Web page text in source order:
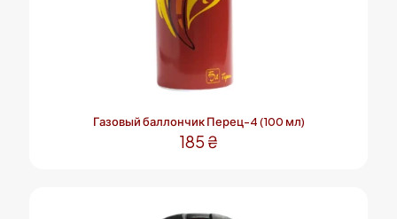
Газовый баллончик Перец-4 (100 мл)
185 ₴